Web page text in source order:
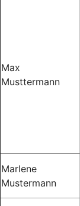
Max
Musttermann
Marlene
Mustermann